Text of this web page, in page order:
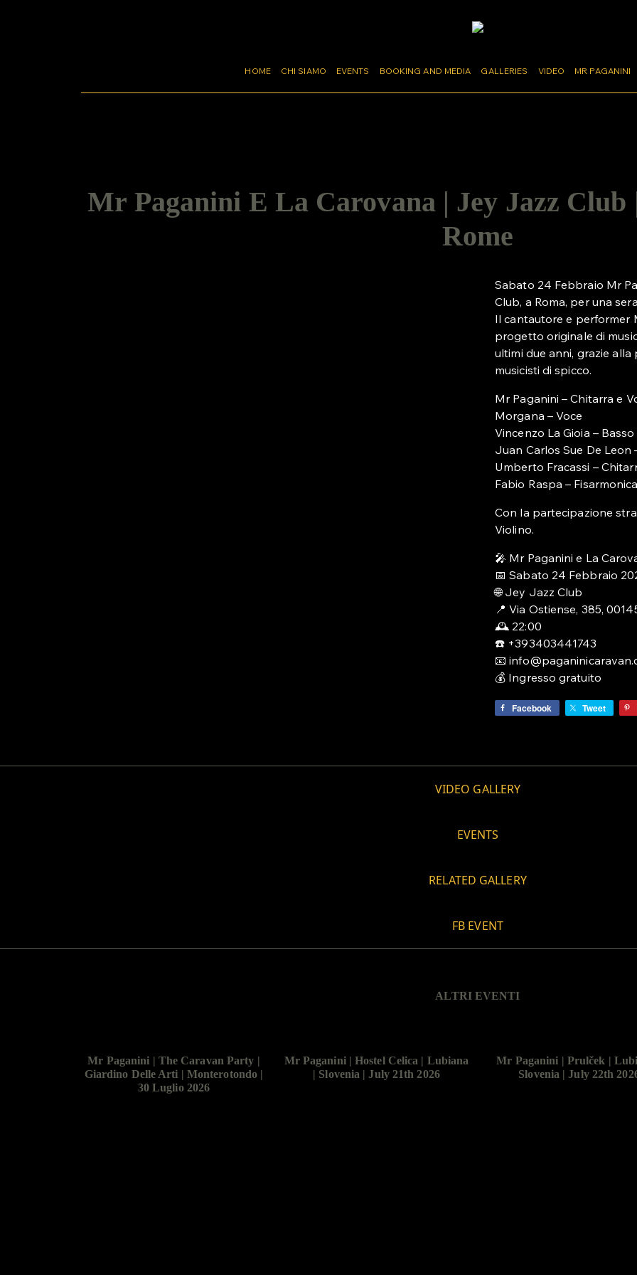
HOME CHI SIAMO EVENTS BOOKING AND MEDIA GALLERIES VIDEO MR PAGANINI
Mr Paganini E La Carovana | Jey Jazz Club
Rome
Sabato 24 Febbraio Mr
Club, a Roma, per una
Il cantautore e performer
progetto originale di
ultimi due anni, grazie
musicisti di spicco.
Mr Paganini – Chitarra e
Morgana – Voce
Vincenzo La Gioia – Basso
Juan Carlos Sue De Leon
Umberto Fracassi –
Fabio Raspa – Fisarmonica
Con la partecipazione
Violino.
🎤 Mr Paganini e La
📅 Sabato 24 Febbraio
🌐 Jey Jazz Club
📍 Via Ostiense, 385,
🕰 22:00
☎️ +393403441743
📧
💰 Ingresso gratuito
Facebook Tweet
VIDEO GALLERY
EVENTS
RELATED GALLERY
FB EVENT
ALTRI EVENTI
Mr Paganini | The Caravan Party |
Giardino Delle Arti | Monterotondo |
30 Luglio 2026
Mr Paganini | Hostel Celica | Lubiana
| Slovenia | July 21th 2026
Mr Paganini | Prulček |
Slovenia | July 22th